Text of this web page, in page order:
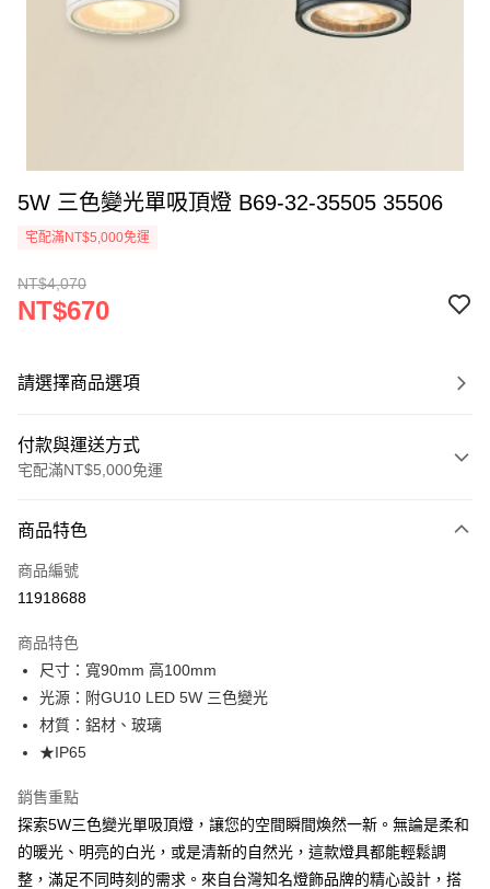
5W 三色變光單吸頂燈 B69-32-35505 35506
宅配滿NT$5,000免運
NT$4,070
NT$670
請選擇商品選項
付款與運送方式
宅配滿NT$5,000免運
信用卡一次付款
LINE Pay
街口支付
悠遊付
Google Pay
全盈+PAY
AFTEE先享後付
相關說明
【關於「AFTEE先享後付」】
商品特色
商品編號
11918688
商品特色
尺寸：寬90mm 高100mm
光源：附GU10 LED 5W 三色變光
材質：鋁材、玻璃
★IP65
銷售重點
探索5W三色變光單吸頂燈，讓您的空間瞬間煥然一新。無論是柔和
的暖光、明亮的白光，或是清新的自然光，這款燈具都能輕鬆調
整，滿足不同時刻的需求。來自台灣知名燈飾品牌的精心設計，搭